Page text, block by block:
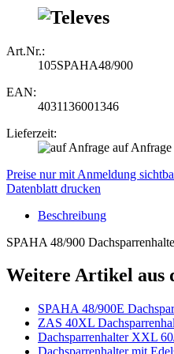
Art.Nr.:
105SPAHA48/900
EAN:
4031136001346
Lieferzeit:
auf Anfrage
Preise nur mit Anmeldung
Datenblatt drucken
Beschreibung
SPAHA 48/900
Weitere Artikel aus
SPAHA 48/900E
ZAS 40XL
Dachsparrenhalter XXL